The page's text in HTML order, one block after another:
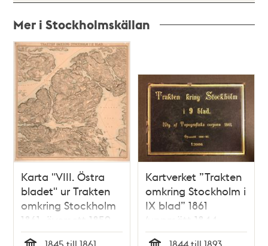
Mer i Stockholmskällan
Relaterade
poster
och
teman
Karta "VIII. Östra
bladet" ur Trakten
omkring Stockholm
1861, översett 1859
Kartverket ”Trakten
omkring Stockholm i
IX blad” 1861
(uppmätt 1844-
1850, översedd 1891-